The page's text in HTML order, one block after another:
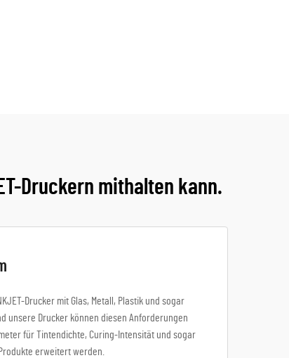
Druckern mithalten kann.
Drucker mit Glas, Metall, Plastik und sogar
unsere Drucker können diesen Anforderungen
für Tintendichte, Curing-Intensität und sogar
erweitert werden.